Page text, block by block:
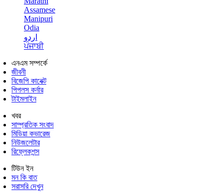
Assamese
Manipuri
Odia
اردو
ਪੰਜਾਬੀ
এনএম সম্পর্কে
জীবনী
বিজেপি কানেক্ট
পিপলস কর্নার
টাইমলাইন
খবর
সাম্প্রতিক সংবাদ
মিডিয়া কভারেজ
নিউজলেটার
রিফ্লেকশন্স
টিউন ইন
মন কি বাত
সরাসরি দেখুন